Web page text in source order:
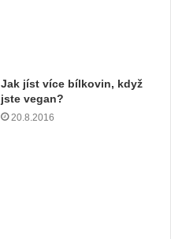
Jak jíst více bílkovin, když
jste vegan?
20.8.2016